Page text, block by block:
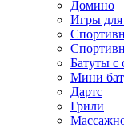
Домино
Игры
Батуты с
Мини
Дартс
Грили